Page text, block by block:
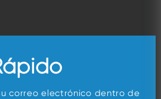
correo electrónico dentro de